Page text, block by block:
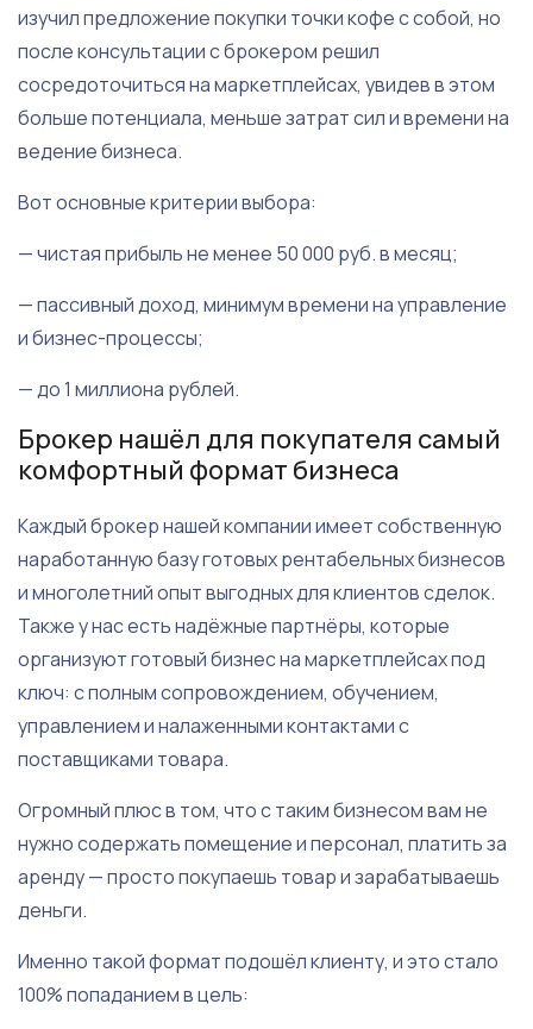
изучил предложение покупки точки кофе с собой, но
после консультации с брокером решил
сосредоточиться на маркетплейсах, увидев в этом
больше потенциала, меньше затрат сил и времени на
ведение бизнеса.
Вот основные критерии выбора:
— чистая прибыль не менее 50 000 руб. в месяц;
— пассивный доход, минимум времени на управление
и бизнес-процессы;
— до 1 миллиона рублей.
Брокер нашёл для покупателя самый
комфортный формат бизнеса
Каждый брокер нашей компании имеет собственную
наработанную базу готовых рентабельных бизнесов
и многолетний опыт выгодных для клиентов сделок.
Также у нас есть надёжные партнёры, которые
организуют готовый бизнес на маркетплейсах под
ключ: с полным сопровождением, обучением,
управлением и налаженными контактами с
поставщиками товара.
Огромный плюс в том, что с таким бизнесом вам не
нужно содержать помещение и персонал, платить за
аренду — просто покупаешь товар и зарабатываешь
деньги.
Именно такой формат подошёл клиенту, и это стало
100% попаданием в цель: